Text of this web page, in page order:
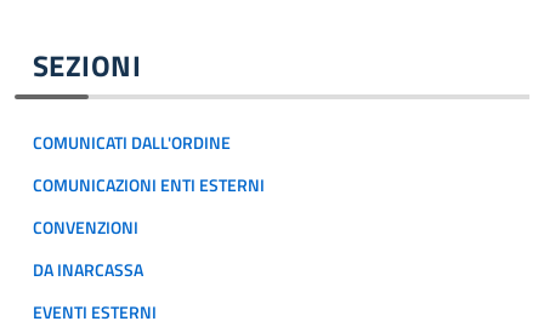
SEZIONI
COMUNICATI DALL'ORDINE
COMUNICAZIONI ENTI ESTERNI
CONVENZIONI
DA INARCASSA
EVENTI ESTERNI